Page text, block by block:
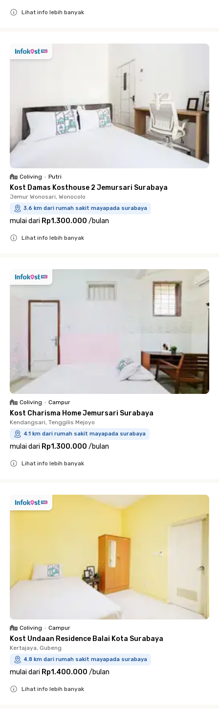
Lihat info lebih banyak
Coliving • Putri
Kost Damas Kosthouse 2 Jemursari Surabaya
Jemur Wonosari, Wonocolo
3.6 km dari rumah sakit mayapada surabaya
mulai dari Rp1.300.000 /bulan
Lihat info lebih banyak
Coliving • Campur
Kost Charisma Home Jemursari Surabaya
Kendangsari, Tenggilis Mejoyo
4.1 km dari rumah sakit mayapada surabaya
mulai dari Rp1.300.000 /bulan
Lihat info lebih banyak
Coliving • Campur
Kost Undaan Residence Balai Kota Surabaya
Kertajaya, Gubeng
4.8 km dari rumah sakit mayapada surabaya
mulai dari Rp1.400.000 /bulan
Lihat info lebih banyak